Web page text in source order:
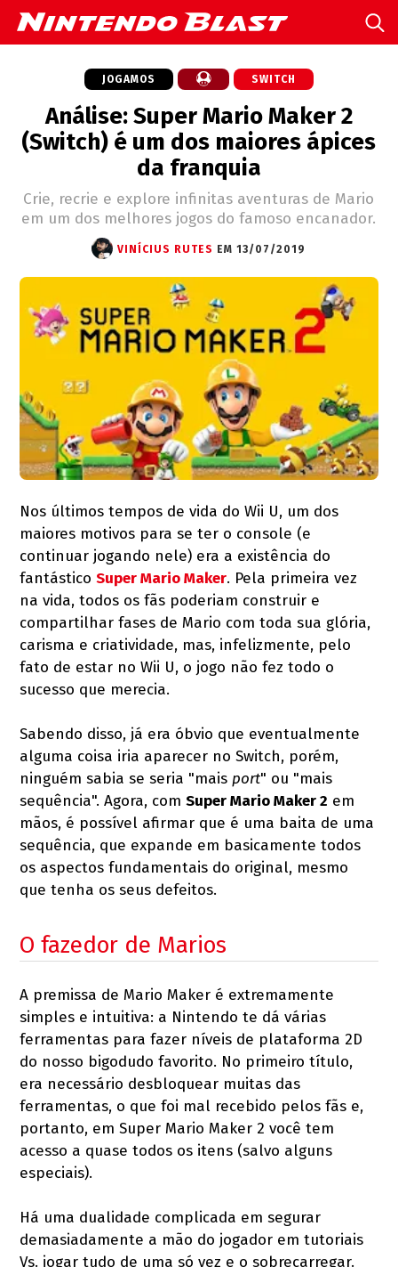
JOGAMOS SWITCH
Análise: Super Mario Maker 2
(Switch) é um dos maiores ápices
da franquia
Crie, recrie e explore infinitas aventuras de Mario
em um dos melhores jogos do famoso encanador.
VINÍCIUS RUTES EM 13/07/2019
Nos últimos tempos de vida do Wii U, um dos
maiores motivos para se ter o console (e
continuar jogando nele) era a existência do
fantásticoSuper Mario Maker. Pela primeira vez
na vida, todos os fãs poderiam construir e
compartilhar fases de Mario com toda sua glória,
carisma e criatividade, mas, infelizmente, pelo
fato de estar no Wii U, o jogo não fez todo o
sucesso que merecia.
Sabendo disso, já era óbvio que eventualmente
alguma coisa iria aparecer no Switch, porém,
ninguém sabia se seria "mais port" ou "mais
sequência". Agora, comSuper Mario Maker 2 em
mãos, é possível afirmar que é uma baita de uma
sequência, que expande em basicamente todos
os aspectos fundamentais do original, mesmo
que tenha os seus defeitos.
O fazedor de Marios
A premissa de Mario Maker é extremamente
simples e intuitiva: a Nintendo te dá várias
ferramentas para fazer níveis de plataforma 2D
do nosso bigodudo favorito. No primeiro título,
era necessário desbloquear muitas das
ferramentas, o que foi mal recebido pelos fãs e,
portanto, em Super Mario Maker 2 você tem
acesso a quase todos os itens (salvo alguns
especiais).
Há uma dualidade complicada em segurar
demasiadamente a mão do jogador em tutoriais
Vs. jogar tudo de uma só vez e o sobrecarregar.